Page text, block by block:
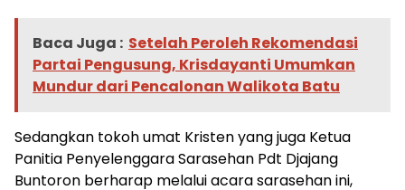
Baca Juga : Setelah Peroleh Rekomendasi
Partai Pengusung, Krisdayanti Umumkan
Mundur dari Pencalonan Walikota Batu
Sedangkan tokoh umat Kristen yang juga Ketua
Panitia Penyelenggara Sarasehan Pdt Djajang
Buntoron berharap melalui acara sarasehan ini,